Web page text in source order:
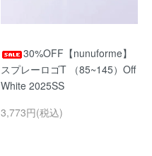
30%OFF【nunuforme】
スプレーロゴT （85~145）Off
White 2025SS
3,773円(税込)